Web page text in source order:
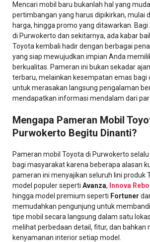
Mencari mobil baru bukanlah hal yang
pertimbangan yang harus dipikirkan, mulai
harga, hingga promo yang ditawarkan.
di Purwokerto dan sekitarnya, ada kabar
Toyota kembali hadir dengan berbagai
yang siap mewujudkan impian Anda
berkualitas. Pameran ini bukan sekadar
terbaru, melainkan kesempatan emas bagi
untuk merasakan langsung pengalaman
mendapatkan informasi mendalam dari
Mengapa Pameran Mobil
Purwokerto Begitu Dinanti?
Pameran mobil Toyota di Purwokerto
bagi masyarakat karena beberapa alasan
pameran ini menyajikan seluruh lini produk
model populer seperti Avanza, Innova
hingga model premium seperti Fortuner
memudahkan pengunjung untuk
tipe mobil secara langsung dalam satu
melihat perbedaan detail, fitur, dan bahkan
kenyamanan interior setiap model.